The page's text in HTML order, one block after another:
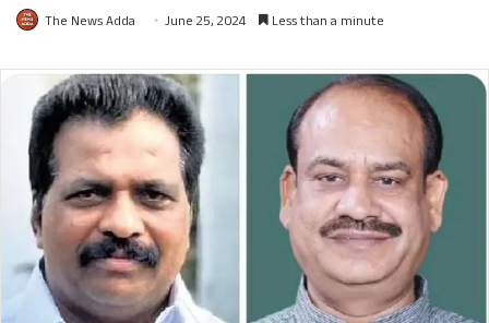
The News Adda June 25, 2024 Less than a minute